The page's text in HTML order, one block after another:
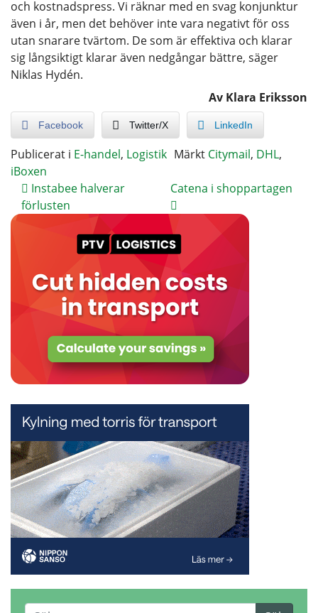
och kostnadspress. Vi räknar med en svag konjunktur
även i år, men det behöver inte vara negativt för oss
utan snarare tvärtom. De som är effektiva och klarar
sig långsiktigt klarar även nedgångar bättre, säger
Niklas Hydén.
Av Klara Eriksson
Facebook Twitter/X LinkedIn
Publicerat i E-handel, Logistik Märkt Citymail, DHL,
iBoxen
Instabee halverar
förlusten
Catena i shoppartagen